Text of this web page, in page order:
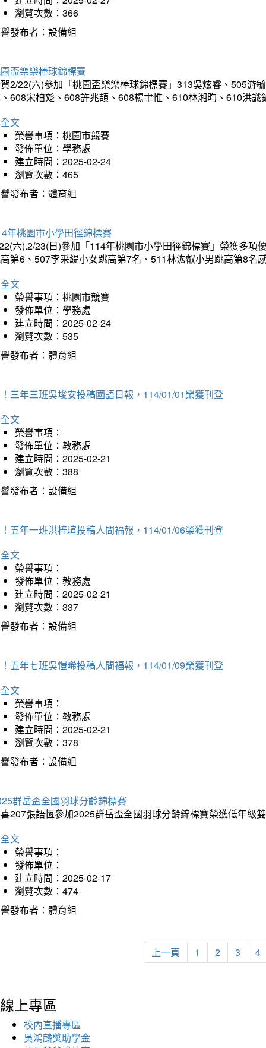
瀏覽次數：366
發布者：設備組
盃樂樂棒球錦標賽
2/22(六)參加「桃園盃樂樂棒球錦標賽」313吳炫睿、505游
608宋柏彣、608許兆頡、608楊聿惟、610林湘昀、610洪
文
榮譽事項：桃園市競賽
發佈單位：學務處
建立時間：2025-02-24
瀏覽次數：465
發布者：體育組
年桃園市小學田徑錦標賽
六).2/23(日)參加「114年桃園市小學田徑錦標賽」榮獲多
第6、507李采緹小女跳高第7名、511林汯叡小男跳高第8名
文
榮譽事項：桃園市競賽
發佈單位：學務處
建立時間：2025-02-24
瀏覽次數：535
發布者：體育組
三年三班吳埈安投稿國語日報，114/01/01榮獲刊登
文
榮譽事項：
發佈單位：教務處
建立時間：2025-02-21
瀏覽次數：388
發布者：設備組
五年一班洪梓瑄投稿人間福報，114/01/06榮獲刊登
文
榮譽事項：
發佈單位：教務處
建立時間：2025-02-21
瀏覽次數：337
發布者：設備組
五年七班吳愷晞投稿人間福報，114/01/09榮獲刊登
文
榮譽事項：
發佈單位：教務處
建立時間：2025-02-21
瀏覽次數：378
發布者：設備組
群岳盃全國羽球分齡錦標賽
207張語恆參加2025群岳盃全國羽球分齡錦標賽榮獲低年級
文
榮譽事項：
發佈單位：
建立時間：2025-02-17
瀏覽次數：474
發布者：體育組
上一頁 1 2 3 4
線上專區
校內直播專區
吳鴻麟獎助學金